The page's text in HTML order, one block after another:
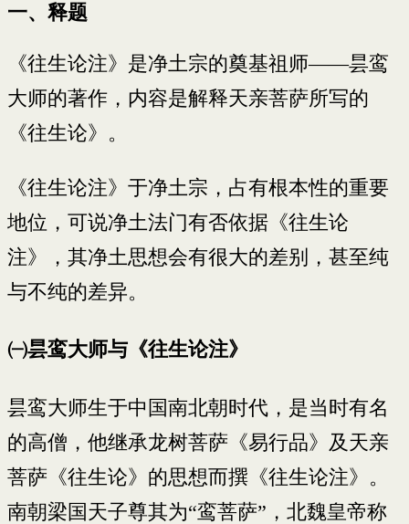
一、释题
《往生论注》是净土宗的奠基祖师——昙鸾
大师的著作，内容是解释天亲菩萨所写的
《往生论》。
《往生论注》于净土宗，占有根本性的重要
地位，可说净土法门有否依据《往生论
注》，其净土思想会有很大的差别，甚至纯
与不纯的差异。
㈠昙鸾大师与《往生论注》
昙鸾大师生于中国南北朝时代，是当时有名
的高僧，他继承龙树菩萨《易行品》及天亲
菩萨《往生论》的思想而撰《往生论注》。
南朝梁国天子尊其为“鸾菩萨”，北魏皇帝称